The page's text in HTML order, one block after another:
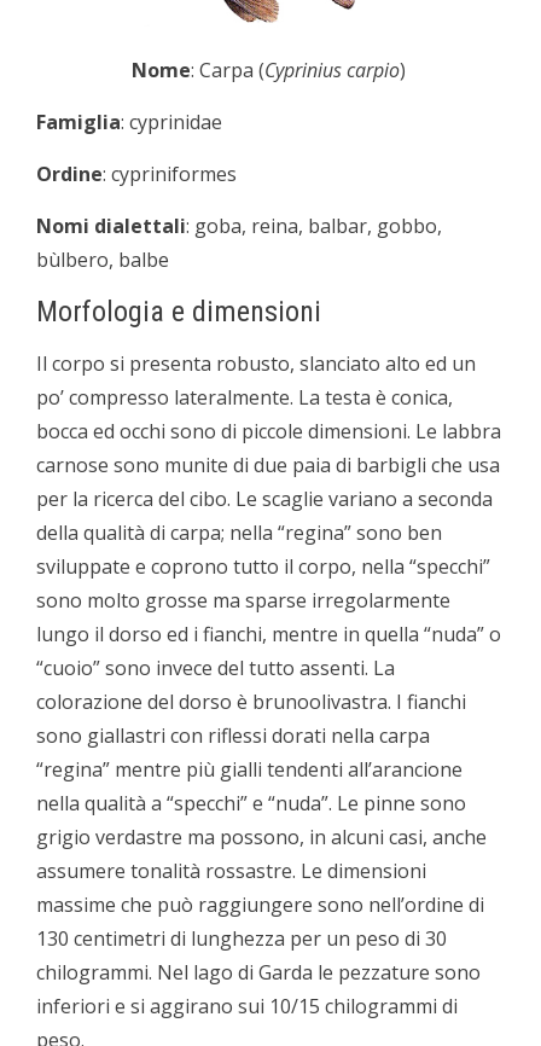
Nome: Carpa (Cyprinius carpio)
Famiglia: cyprinidae
Ordine: cypriniformes
Nomi dialettali: goba, reina, balbar, gobbo,
bùlbero, balbe
Morfologia e dimensioni
Il corpo si presenta robusto, slanciato alto ed un
po’ compresso lateralmente. La testa è conica,
bocca ed occhi sono di piccole dimensioni. Le labbra
carnose sono munite di due paia di barbigli che usa
per la ricerca del cibo. Le scaglie variano a seconda
della qualità di carpa; nella “regina” sono ben
sviluppate e coprono tutto il corpo, nella “specchi”
sono molto grosse ma sparse irregolarmente
lungo il dorso ed i fianchi, mentre in quella “nuda” o
“cuoio” sono invece del tutto assenti. La
colorazione del dorso è bruno­olivastra. I fianchi
sono giallastri con riflessi dorati nella carpa
“regina” mentre più gialli tendenti all’arancione
nella qualità a “specchi” e “nuda”. Le pinne sono
grigio verdastre ma possono, in alcuni casi, anche
assumere tonalità rossastre. Le dimensioni
massime che può raggiungere sono nell’ordine di
130 centimetri di lunghezza per un peso di 30
chilogrammi. Nel lago di Garda le pezzature sono
inferiori e si aggirano sui 10/15 chilogrammi di
peso.